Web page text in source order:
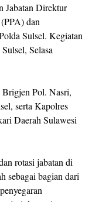
Jabatan Direktur
dan
Sulsel. Kegiatan
Selasa
Brigjen Pol. Nasri,
serta Kapolres
Daerah Sulawesi
rotasi jabatan di
sebagai bagian dari